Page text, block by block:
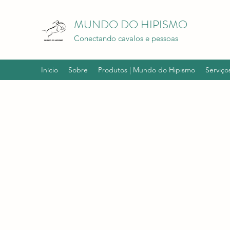
MUNDO DO HIPISMO
Conectando cavalos e pessoas
Início Sobre Produtos | Mundo do Hipismo